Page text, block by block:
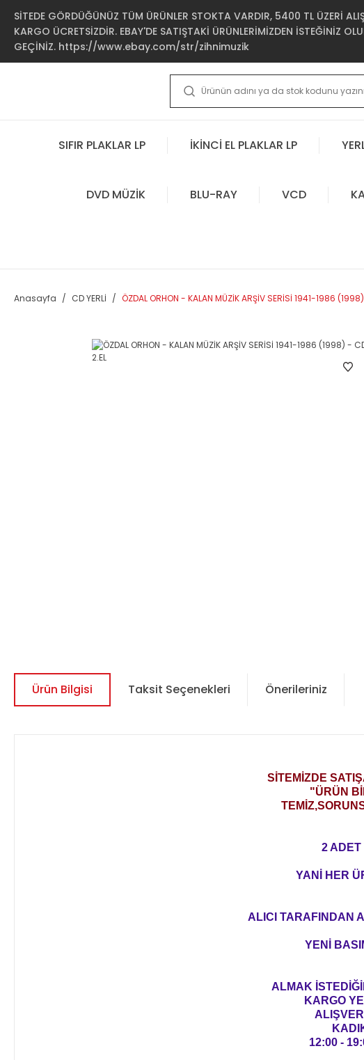
SİTEDE GÖRDÜĞÜNÜZ TÜM ÜRÜNLER STOKTA VARDIR, 5400 TL ÜZERİ
KARGO ÜCRETSİZDİR. EBAY'DE SATIŞTAKİ ÜRÜNLERİMİZDEN İSTEĞİNİZ
GEÇİNİZ. https://www.ebay.com/str/zihnimuzik
SIFIR PLAKLAR LP İKİNCİ EL PLAKLAR LP
DVD MÜZİK BLU-RAY VCD
Anasayfa CD YERLİ ÖZDAL ORHON - KALAN MÜZİK ARŞİV SERİSİ 1941-1986
Ürün Bilgisi Taksit Seçenekleri Önerileriniz
SİTEMİZDE
"ÜRÜN
2 ADET
YANİ HER
ALICI TARAFINDAN
YENİ
ALMAK
KARGO
12:00 -